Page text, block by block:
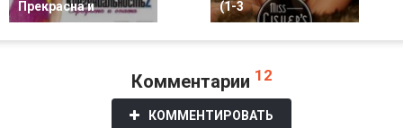
Прекрасна и (1-3
Комментарии 12
КОММЕНТИРОВАТЬ